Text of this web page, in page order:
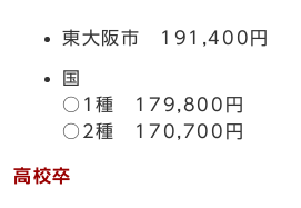
東大阪市 191,400円
国
○1種 179,800円
○2種 170,700円
高校卒